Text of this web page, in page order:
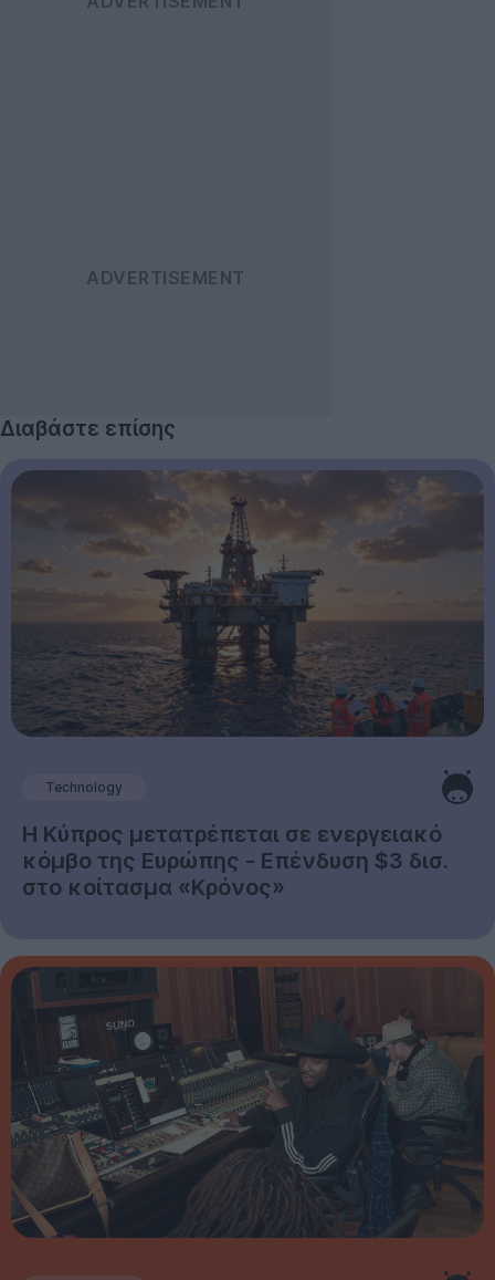
Διαβάστε επίσης
Technology
Η Κύπρος μετατρέπεται σε ενεργειακό
κόμβο της Ευρώπης - Επένδυση $3 δισ.
στο κοίτασμα «Κρόνος»